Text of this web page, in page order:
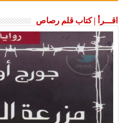
| كتاب قلم رصاص